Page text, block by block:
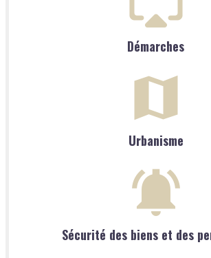
Démarches
Urbanisme
Sécurité des biens et des